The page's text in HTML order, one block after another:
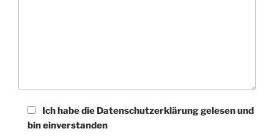
Ich habe die Datenschutzerklärung gelesen und
bin einverstanden